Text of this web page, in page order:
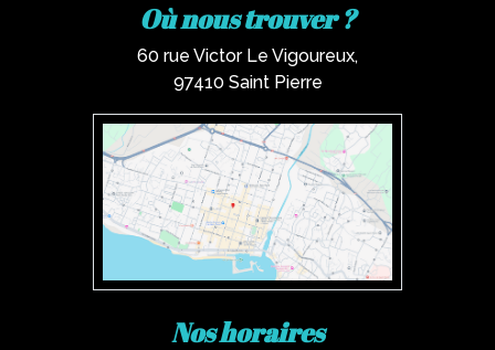
Où nous trouver ?
60 rue Victor Le Vigoureux,
97410 Saint Pierre
Nos horaires